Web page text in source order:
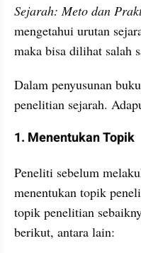
Sejarah: Meto dan
mengetahui urutan
maka bisa dilihat salah
Dalam penyusunan
penelitian sejarah.
1. Menentukan Topik
Peneliti sebelum
menentukan topik
topik penelitian
berikut, antara lain: